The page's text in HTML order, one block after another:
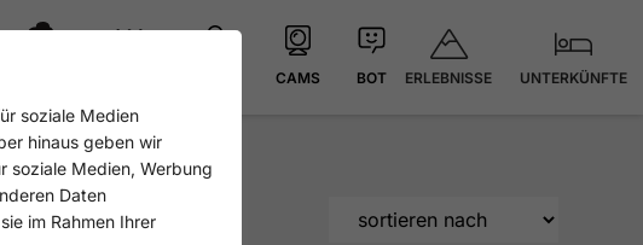
CAMS BOT ERLEBNISSE UNTERKÜNFTE
soziale Medien
hinaus geben wir
soziale Medien, Werbung
Daten
im Rahmen Ihrer